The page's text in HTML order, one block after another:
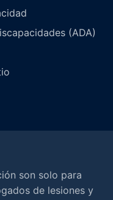
(ADA)
son solo para
de lesiones y